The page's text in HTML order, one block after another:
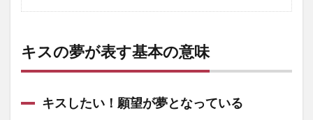
キスの夢が表す基本の意味
キスしたい！願望が夢となっている